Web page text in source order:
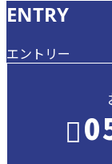
ENTRY
エントリー